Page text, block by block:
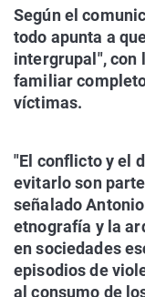
Según el
todo apunta a
intergrupal", con
familiar
víctimas.
"El conflicto y el
evitarlo son
señalado
etnografía y la
en sociedades
episodios de
al consumo de